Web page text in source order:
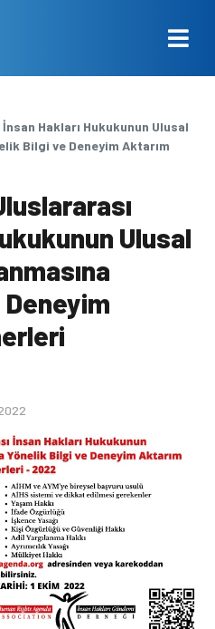
Hakları Hukukunun Ulusal
Bilgi ve Deneyim Aktarım
Ulusal